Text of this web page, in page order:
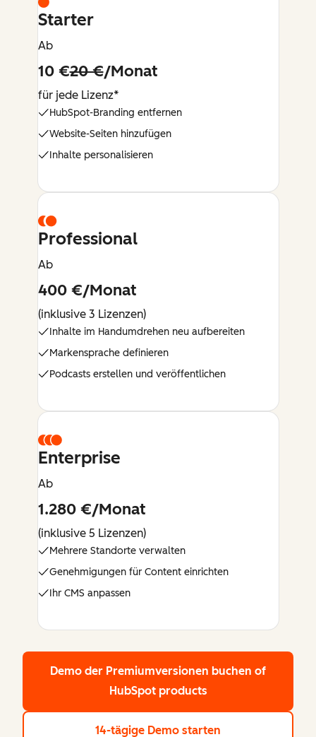
Starter
Ab
10 €20 €/Monat
für jede Lizenz*
HubSpot-Branding entfernen
Website-Seiten hinzufügen
Inhalte personalisieren
Professional
Ab
400 €/Monat
(inklusive 3 Lizenzen)
Inhalte im Handumdrehen neu aufbereiten
Markensprache definieren
Podcasts erstellen und veröffentlichen
Enterprise
Ab
1.280 €/Monat
(inklusive 5 Lizenzen)
Mehrere Standorte verwalten
Genehmigungen für Content einrichten
Ihr CMS anpassen
Demo der Premiumversionen buchen of
HubSpot products
14-tägige Demo starten